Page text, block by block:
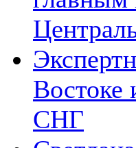
Востоке
СНГ